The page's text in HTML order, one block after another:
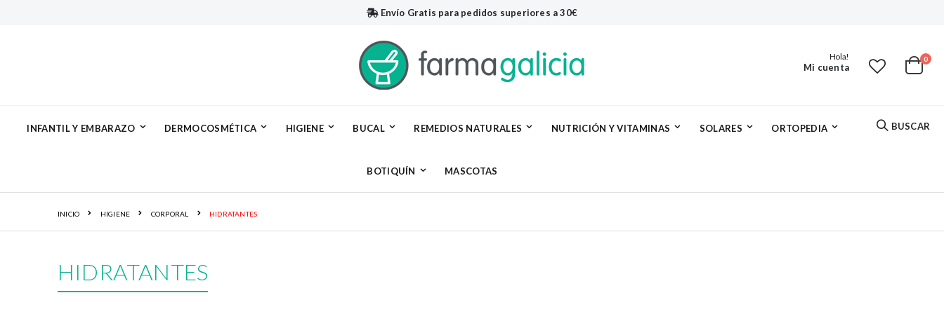
Envío Gratis para pedidos superiores a 30€
Hola!
Mi cuenta
BUSCAR
Cart
0
INFANTIL Y EMBARAZO DERMOCOSMÉTICA HIGIENE BUCAL REMEDIOS NATURALES NUTRICIÓN Y VITAMINAS SOLARES ORTOPEDIA
BOTIQUÍN MASCOTAS
INICIO HIGIENE CORPORAL HIDRATANTES
HIDRATANTES